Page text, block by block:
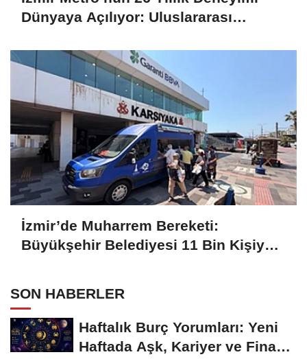
Dünyaya Açılıyor: Uluslararası
İzmir’de Muharrem Bereketi:
Büyükşehir Belediyesi 11 Bin Kişiye
SON HABERLER
Haftalık Burç Yorumları: Yeni
Haftada Aşk, Kariyer ve Finans